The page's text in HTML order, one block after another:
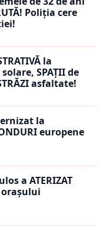
Poliția cere
la
SPAȚII de
asfaltate!
la
europene
a ATERIZAT
orașului